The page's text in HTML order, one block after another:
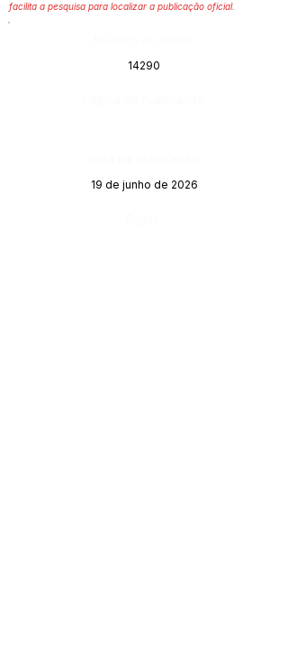
facilita a pesquisa para localizar a publicação oficial.
14290
19 de junho de 2026